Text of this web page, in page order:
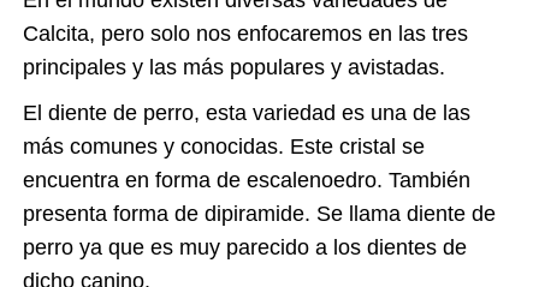
Calcita, pero solo nos enfocaremos en las tres
principales y las más populares y avistadas.
El diente de perro, esta variedad es una de las
más comunes y conocidas. Este cristal se
encuentra en forma de escalenoedro. También
presenta forma de dipiramide. Se llama diente de
perro ya que es muy parecido a los dientes de
dicho canino.